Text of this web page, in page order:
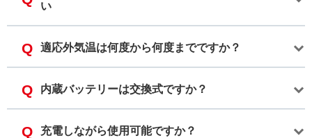
い
適応外気温は何度から何度までですか？
内蔵バッテリーは交換式ですか？
充電しながら使用可能ですか？